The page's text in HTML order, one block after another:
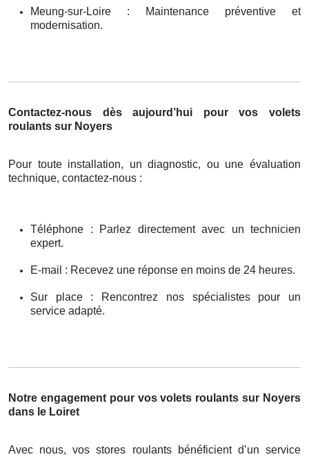
Meung-sur-Loire : Maintenance préventive et
modernisation.
Contactez-nous dès aujourd’hui pour vos volets
roulants sur Noyers
Pour toute installation, un diagnostic, ou une évaluation
technique, contactez-nous :
Téléphone : Parlez directement avec un technicien
expert.
E-mail : Recevez une réponse en moins de 24 heures.
Sur place : Rencontrez nos spécialistes pour un
service adapté.
Notre engagement pour vos volets roulants sur Noyers
dans le Loiret
Avec nous, vos stores roulants bénéficient d’un service